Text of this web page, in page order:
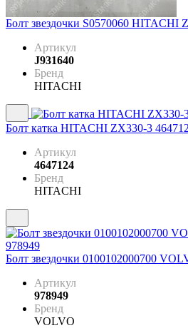
Болт звездочки S0570060 HITACHI
Артикул
J931640
Бренд
HITACHI
Болт катка HITACHI ZX330-3
Артикул
4647124
Бренд
HITACHI
Болт звездочки 0100102000700
Артикул
978949
Бренд
VOLVO